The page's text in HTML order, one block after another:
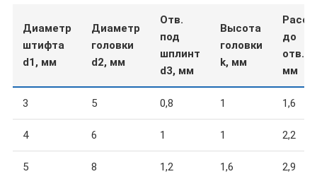
Диаметр
штифта
d1, мм
Диаметр
головки
d2, мм
Отв.
под
шплинт
d3, мм
Высота
головки
k, мм
Расст.
до
отв. w,
мм
3 5 0,8 1 1,6
4 6 1 1 2,2
5 8 1,2 1,6 2,9